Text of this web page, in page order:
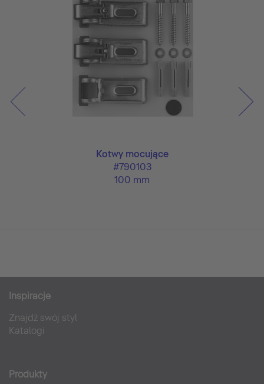
Kotwy mocujące
#790103
100 mm
Inspiracje
Znajdź swój styl
Katalogi
Produkty